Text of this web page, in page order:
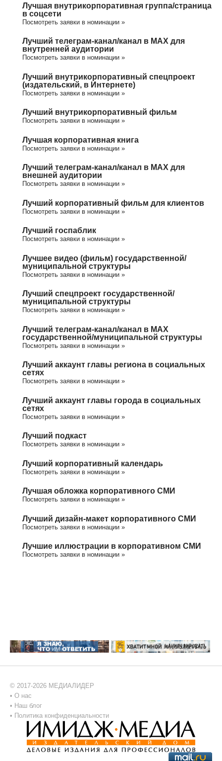
Лучшая внутрикорпоративная группа/cтраница
в соцсети
Посмотреть заявки в номинации »
Лучший телеграм-канал/канал в МАХ для
внутренней аудитории
Посмотреть заявки в номинации »
Лучший внутрикорпоративный спецпроект
(издательский, в Интернете)
Посмотреть заявки в номинации »
Лучший внутрикорпоративный фильм
Посмотреть заявки в номинации »
Лучшая корпоративная книга
Посмотреть заявки в номинации »
Лучший телеграм-канал/канал в МАХ для
внешней аудитории
Посмотреть заявки в номинации »
Лучший корпоративный фильм для клиентов
Посмотреть заявки в номинации »
Лучший госпаблик
Посмотреть заявки в номинации »
Лучшее видео (фильм) государственной/
муниципальной структуры
Посмотреть заявки в номинации »
Лучший спецпроект государственной/
муниципальной структуры
Посмотреть заявки в номинации »
Лучший телеграм-канал/канал в МАХ
государственной/муниципальной структуры
Посмотреть заявки в номинации »
Лучший аккаунт главы региона в социальных
сетях
Посмотреть заявки в номинации »
Лучший аккаунт главы города в социальных
сетях
Посмотреть заявки в номинации »
Лучший подкаст
Посмотреть заявки в номинации »
Лучший корпоративный календарь
Посмотреть заявки в номинации »
Лучшая обложка корпоративного СМИ
Посмотреть заявки в номинации »
Лучший дизайн-макет корпоративного СМИ
Посмотреть заявки в номинации »
Лучшие иллюстрации в корпоративном СМИ
Посмотреть заявки в номинации »
© 2017-2026 МЕДИАЛИДЕР
• О нас
• Наш блог
• Политика конфиденциальности